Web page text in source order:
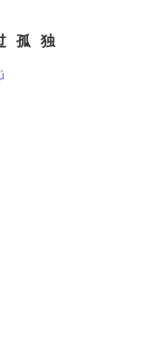
孤独